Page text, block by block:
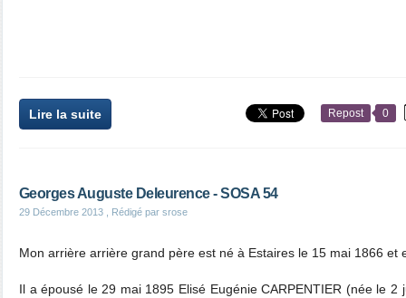
Lire la suite Repost 0
Georges Auguste Deleurence - SOSA 54
29 Décembre 2013 , Rédigé par srose
Mon arrière arrière grand père est né à Estaires le 15 mai 1866 et
Il a épousé le 29 mai 1895 Elisé Eugénie CARPENTIER (née le